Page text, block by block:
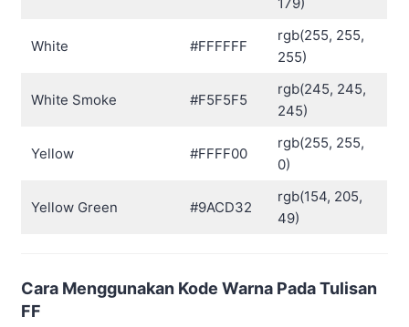
White #FFFFFF
rgb(255, 255,
255)
White Smoke #F5F5F5
rgb(245, 245,
245)
Yellow #FFFF00
rgb(255, 255,
0)
Yellow Green #9ACD32
rgb(154, 205,
49)
Cara Menggunakan Kode Warna Pada Tulisan
FF